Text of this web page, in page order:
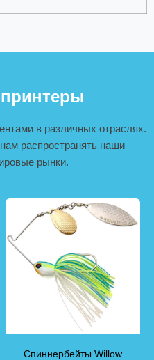
в различных отраслях.
распространять наши
рынки.
Спиннербейты Willow